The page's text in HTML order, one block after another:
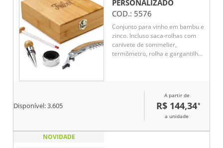
PERSONALIZADO
COD.: 5576
Conjunto para vinho em bambu e
zinco. Incluso saca-rolhas com
canivete de sommelier,
termômetro, rolha e gargantilha.
Disponível:3.605
A partir de
R$ 144,34*
a unidade
NOVIDADE